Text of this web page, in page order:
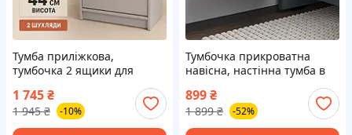
Тумба приліжкова,
тумбочка 2 ящики для
спальні, ДСП 50×39×44 см
— Приліжкові тумбочки,
тумба класична в спальню
1 745₴
1 945 ₴ -10%
Тумбочка прикроватна
навісна, настінна тумба в
899₴
1 899 ₴ -52%